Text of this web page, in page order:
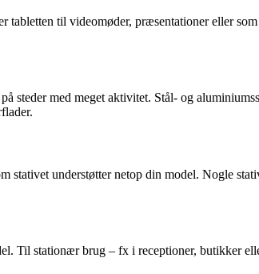
til videomøder, præsentationer eller
steder med meget aktivitet. Stål- og
stativet understøtter netop din model. Nogle
Til stationær brug – fx i receptioner, butikker